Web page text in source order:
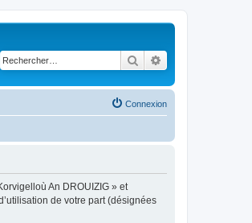
Rechercher
Connexion
An DROUIZIG » et
de votre part (désignées